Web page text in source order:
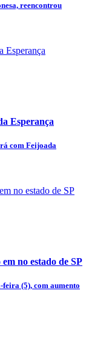
reencontrou
Esperança
com Feijoada
no estado de SP
feira (5), com aumento